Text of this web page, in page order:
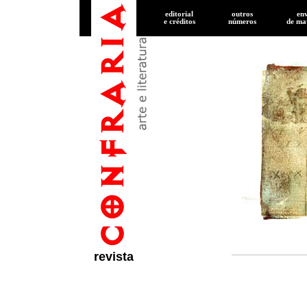
revista
editorial
e créditos
outros
números
de